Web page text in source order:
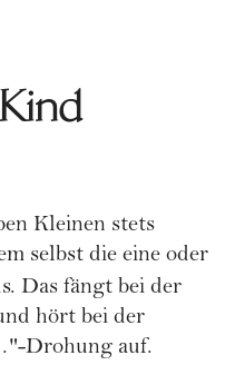
Kleinen stets
selbst die eine oder
Das fängt bei der
hört bei der
Drohung auf.